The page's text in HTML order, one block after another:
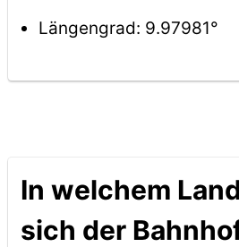
Längengrad: 9.97981°
In welchem
sich der